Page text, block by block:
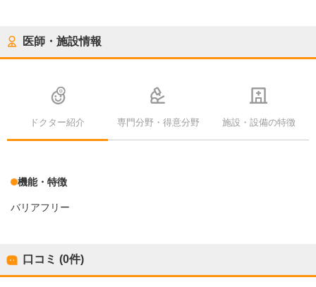
医師・施設情報
ドクター紹介 専門分野・得意分野 施設・設備の特徴
機能・特徴
バリアフリー
口コミ (0件)